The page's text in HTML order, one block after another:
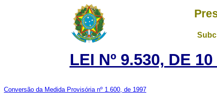
LEI Nº 9.530, DE
Conversão da Medida Provisória nº 1.600, de 1997